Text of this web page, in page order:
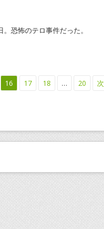
恐怖のテロ事件だった。
16 17 18 … 20